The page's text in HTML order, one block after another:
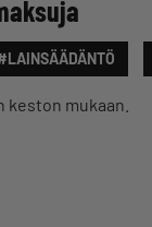
keston mukaan.